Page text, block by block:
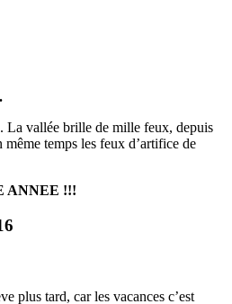
La vallée brille de mille feux, depuis
temps les feux d’artifice de
ANNEE !!!
plus tard, car les vacances c’est